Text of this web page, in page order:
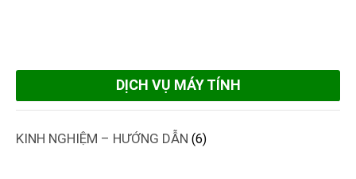
DỊCH VỤ MÁY TÍNH
KINH NGHIỆM – HƯỚNG DẪN (6)